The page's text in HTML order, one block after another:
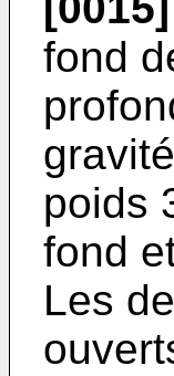
fond
poids
fond
Les